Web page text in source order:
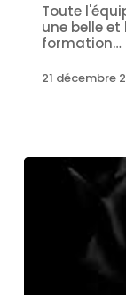
Toute
une belle et
formation…
21 décembre